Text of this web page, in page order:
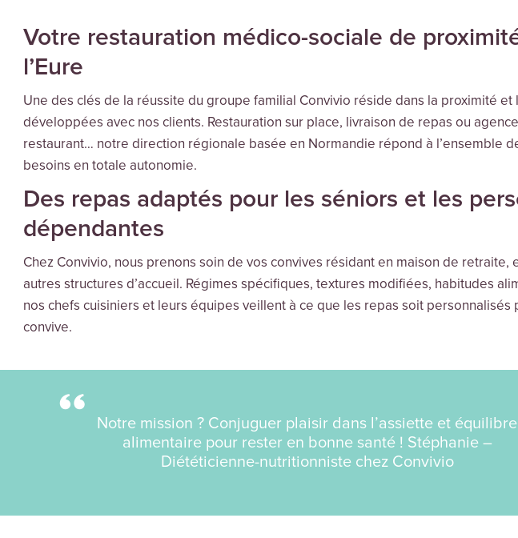
Votre restauration médico-sociale de
l’Eure
Une des clés de la réussite du groupe familial Convivio réside dans la proximité et
développées avec nos clients. Restauration sur place, livraison de repas ou
restaurant… notre direction régionale basée en Normandie répond à l’ensemble
besoins en totale autonomie.
Des repas adaptés pour les séniors et les
dépendantes
Chez Convivio, nous prenons soin de vos convives résidant en maison de retraite,
autres structures d’accueil. Régimes spécifiques, textures modifiées, habitudes
nos chefs cuisiniers et leurs équipes veillent à ce que les repas soit personnalisés
convive.
Notre mission ? Conjuguer plaisir dans l’assiette et équilibre
alimentaire pour rester en bonne santé ! Stéphanie –
Diététicienne-nutritionniste chez Convivio